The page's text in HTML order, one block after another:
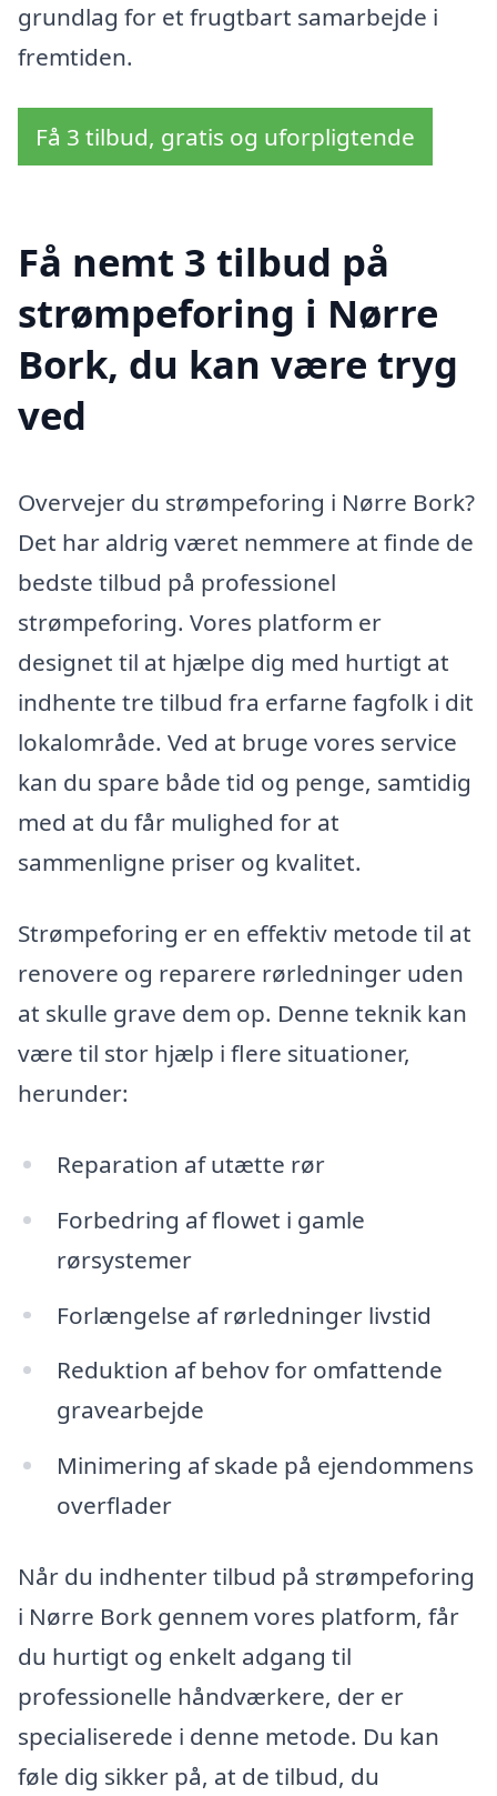
grundlag for et frugtbart samarbejde i
fremtiden.
Få 3 tilbud, gratis og uforpligtende
Få nemt 3 tilbud på
strømpeforing i Nørre
Bork, du kan være tryg
ved
Overvejer du strømpeforing i Nørre Bork?
Det har aldrig været nemmere at finde de
bedste tilbud på professionel
strømpeforing. Vores platform er
designet til at hjælpe dig med hurtigt at
indhente tre tilbud fra erfarne fagfolk i dit
lokalområde. Ved at bruge vores service
kan du spare både tid og penge, samtidig
med at du får mulighed for at
sammenligne priser og kvalitet.
Strømpeforing er en effektiv metode til at
renovere og reparere rørledninger uden
at skulle grave dem op. Denne teknik kan
være til stor hjælp i flere situationer,
herunder:
Reparation af utætte rør
Forbedring af flowet i gamle
rørsystemer
Forlængelse af rørledninger livstid
Reduktion af behov for omfattende
gravearbejde
Minimering af skade på ejendommens
overflader
Når du indhenter tilbud på strømpeforing
i Nørre Bork gennem vores platform, får
du hurtigt og enkelt adgang til
professionelle håndværkere, der er
specialiserede i denne metode. Du kan
føle dig sikker på, at de tilbud, du